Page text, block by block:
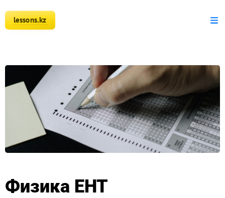
lessons.kz
+7 777 150 51 51
Физика
Информатика
Оплата
Новости
Регистрация преподавателя
Физика ЕНТ